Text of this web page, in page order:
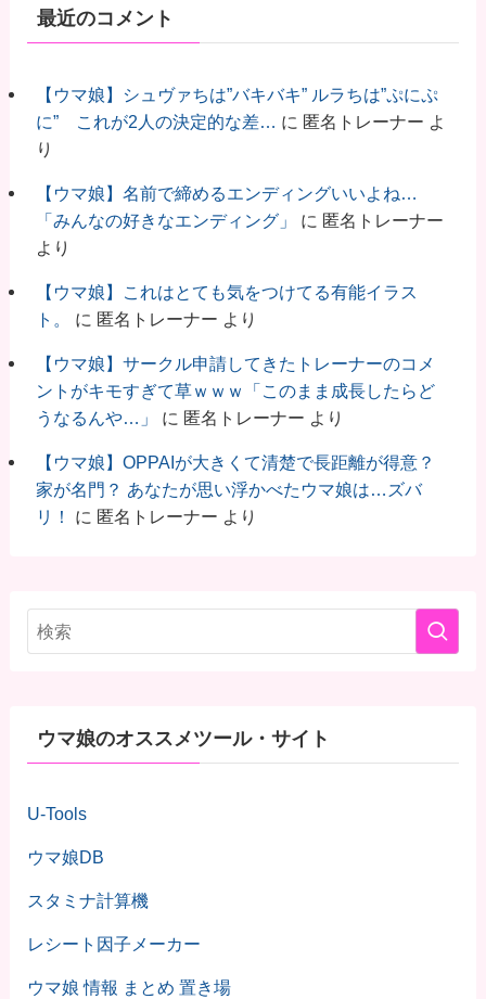
最近のコメント
【ウマ娘】シュヴァちは”バキバキ” ルラちは”ぷにぷ
に” これが2人の決定的な差… に 匿名トレーナー よ
り
【ウマ娘】名前で締めるエンディングいいよね…
「みんなの好きなエンディング」
に 匿名トレーナー
より
【ウマ娘】これはとても気をつけてる有能イラス
ト。
に 匿名トレーナー より
【ウマ娘】サークル申請してきたトレーナーのコメ
ントがキモすぎて草ｗｗｗ「このまま成長したらど
うなるんや…」
に 匿名トレーナー より
【ウマ娘】OPPAIが大きくて清楚で長距離が得意？
家が名門？ あなたが思い浮かべたウマ娘は…ズバ
リ！
に 匿名トレーナー より
ウマ娘のオススメツール・サイト
U-Tools
ウマ娘DB
スタミナ計算機
レシート因子メーカー
ウマ娘 情報 まとめ 置き場